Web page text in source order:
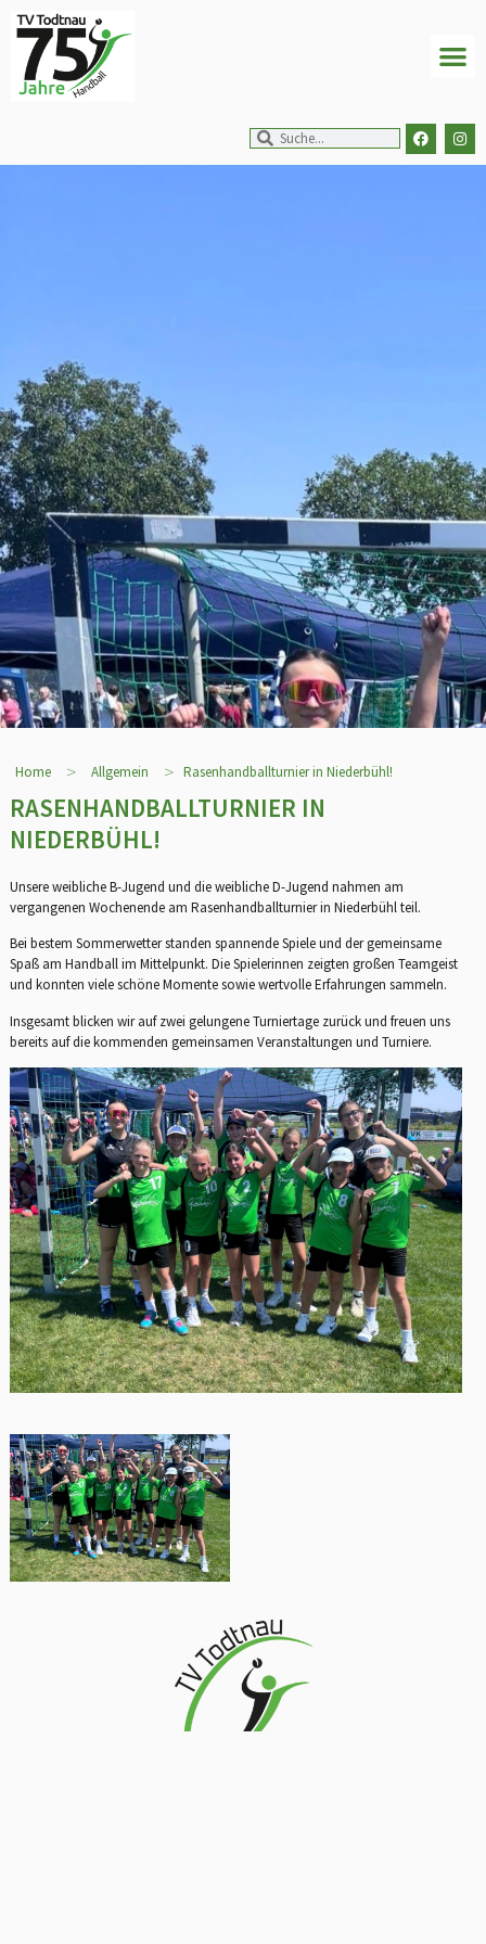
Home > Allgemein > Rasenhandballturnier in Niederbühl!
RASENHANDBALLTURNIER IN
NIEDERBÜHL!
Unsere weibliche B-Jugend und die weibliche D-Jugend nahmen am
vergangenen Wochenende am Rasenhandballturnier in Niederbühl teil.
Bei bestem Sommerwetter standen spannende Spiele und der gemeinsame
Spaß am Handball im Mittelpunkt. Die Spielerinnen zeigten großen Teamgeist
und konnten viele schöne Momente sowie wertvolle Erfahrungen sammeln.
Insgesamt blicken wir auf zwei gelungene Turniertage zurück und freuen uns
bereits auf die kommenden gemeinsamen Veranstaltungen und Turniere.